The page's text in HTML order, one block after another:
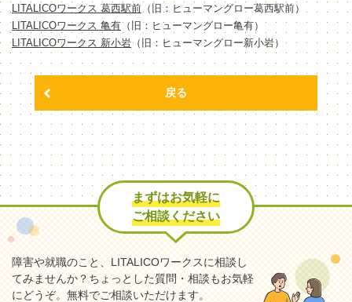
LITALICOワークス 葛西駅前 （旧：ヒューマングロー葛西駅前）
LITALICOワークス 亀有（旧：ヒューマングロー亀有）
LITALICOワークス 新小岩（旧：ヒューマングロー新小岩）
戻る
まずはお気軽に
ご相談ください
障害や就職のこと、LITALICOワークスに相談し
てみませんか？ちょっとした質問・相談もお気軽
にどうぞ。無料でご相談いただけます。